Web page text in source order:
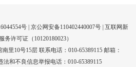
号| 京公网安备110402440007号 | 互联网新
务许可证（10120180023）
里10号15层 联系电话：010-65389115 邮箱：
法和不良信息举报电话：010-65389115